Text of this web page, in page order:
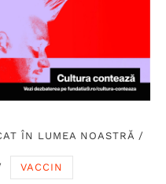
ÎN LUMEA NOASTRĂ /
VACCIN